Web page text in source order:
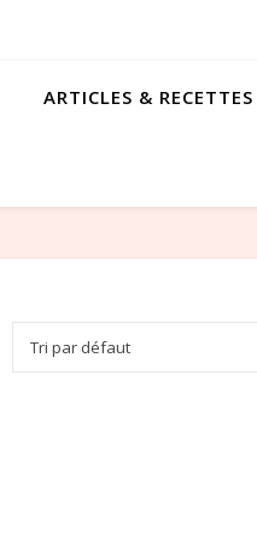
ARTICLES & RECETTES